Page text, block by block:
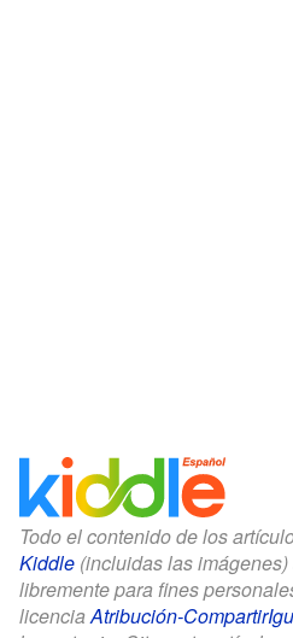
Todo el contenido de los
Kiddle (incluidas las
libremente para fines
licencia Atribución-